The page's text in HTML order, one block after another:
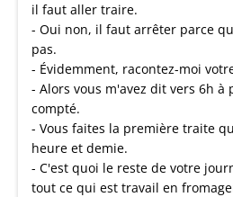
il faut aller traire.
- Oui non, il faut arrêter parce
pas.
- Évidemment, racontez-moi
- Alors vous m'avez dit vers 6h à
compté.
- Vous faites la première traite
heure et demie.
- C'est quoi le reste de votre
tout ce qui est travail en